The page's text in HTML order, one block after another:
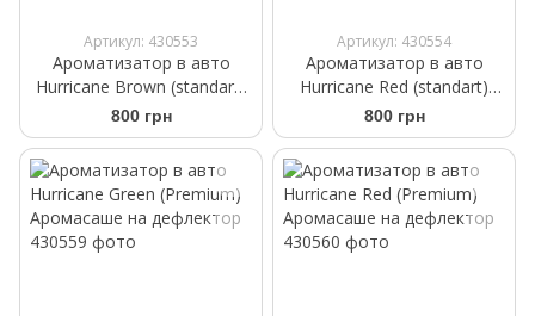
Артикул: 430553
Ароматизатор в авто
Hurricane Brown (standart)
Аромасаше на дефлектор
800 грн
Артикул: 430554
Ароматизатор в авто
Hurricane Red (standart)
Аромасаше на дефлектор
800 грн